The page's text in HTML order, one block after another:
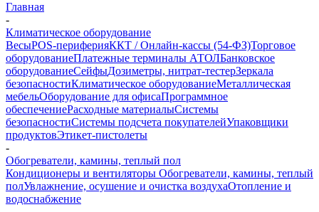
Главная
-
Климатическое оборудование
ВесыPOS-периферияККТ / Онлайн-кассы (54-ФЗ)Торговое
оборудованиеПлатежные терминалы АТОЛБанковское
оборудованиеСейфыДозиметры, нитрат-тестерЗеркала
безопасностиКлиматическое оборудованиеМеталлическая
мебельОборудование для офисаПрограммное
обеспечениеРасходные материалыСистемы
безопасностиСистемы подсчета покупателейУпаковщики
продуктовЭтикет-пистолеты
-
Обогреватели, камины, теплый пол
Кондиционеры и вентиляторы Обогреватели, камины, теплый
полУвлажнение, осушение и очистка воздухаОтопление и
водоснабжение